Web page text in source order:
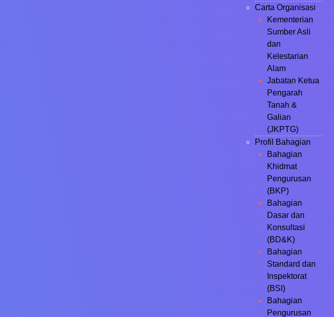
Carta Organisasi
Kementerian
Sumber Asli
dan
Kelestarian
Alam
Jabatan Ketua
Pengarah
Tanah &
Galian
(JKPTG)
Profil Bahagian
Bahagian
Khidmat
Pengurusan
(BKP)
Bahagian
Dasar dan
Konsultasi
(BD&K)
Bahagian
Standard dan
Inspektorat
(BSI)
Bahagian
Pengurusan